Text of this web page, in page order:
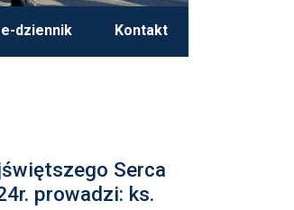
e-dziennik Kontakt
Serca
prowadzi: ks.